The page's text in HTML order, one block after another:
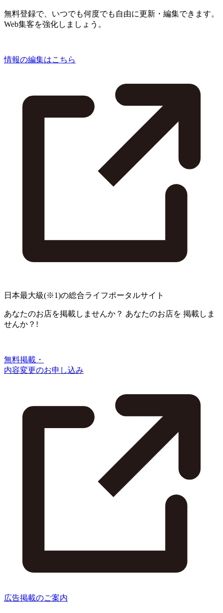
無料登録で、いつでも何度でも自由に更新・編集できます。
Web集客を強化しましょう。
情報の編集はこちら
日本最大級(※1)の総合ライフポータルサイト
あなたのお店を掲載しませんか？ あなたのお店を 掲載しま
せんか？!
無料掲載・
内容変更のお申し込み
広告掲載のご案内